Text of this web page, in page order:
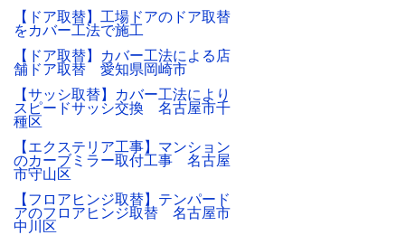
【ドア取替】工場ドアのドア取替
をカバー工法で施工
【ドア取替】カバー工法による店
舗ドア取替 愛知県岡崎市
【サッシ取替】カバー工法により
スピードサッシ交換 名古屋市千
種区
【エクステリア工事】マンション
のカーブミラー取付工事 名古屋
市守山区
【フロアヒンジ取替】テンパード
アのフロアヒンジ取替 名古屋市
中川区